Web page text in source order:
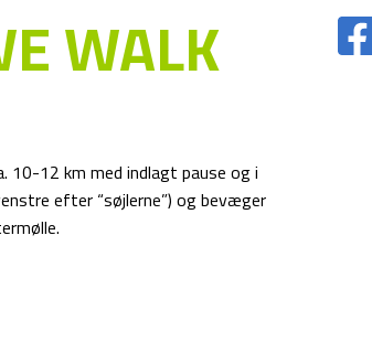
WALK
10-12 km med indlagt pause og i
efter “søjlerne”) og bevæger